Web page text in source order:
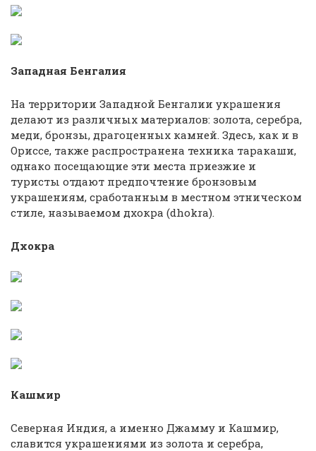
Западная Бенгалия
На территории Западной Бенгалии украшения
делают из различных материалов: золота, серебра,
меди, бронзы, драгоценных камней. Здесь, как и в
Ориссе, также распространена техника таракаши,
однако посещающие эти места приезжие и
туристы отдают предпочтение бронзовым
украшениям, сработанным в местном этническом
стиле, называемом дхокра (dhokra).
Дхокра
Кашмир
Северная Индия, а именно Джамму и Кашмир,
славится украшениями из золота и серебра,